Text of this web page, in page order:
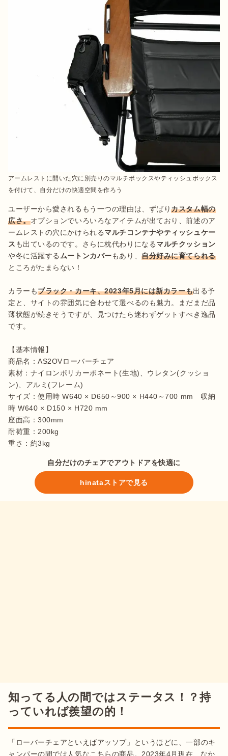
アームレストに開いた穴に別売りのマルチボックスやティッシュボックス
を付けて、自分だけの快適空間を作ろう
ユーザーから愛されるもう一つの理由は、ずばりカスタム幅の
広さ。オプションでいろいろなアイテムが出ており、前述のア
ームレストの穴にかけられるマルチコンテナやティッシュケー
ス も出ているのです。さらに枕代わりになるマルチクッション
や冬に活躍する ムートンカバーもあり、自分好みに育てられる
ところがたまらない！
カラーもブラック・カーキ、2023年5月には新カラーも出る予
定と、サイトの雰囲気に合わせて選べるのも魅力。まだまだ品
薄状態が続きそうですが、見つけたら迷わずゲットすべき逸品
です。
【基本情報】
商品名：AS2OVローバーチェア
素材：ナイロンポリカーボネート(生地)、ウレタン(クッショ
ン)、アルミ(フレーム)
サイズ：使用時 W640 × D650～900 × H440～700 mm　収納
時 W640 × D150 × H720 mm
座面高：300mm
耐荷重：200kg
自分だけのチェアでアウトドアを快適に
hinataストアで見る
知ってる人の間ではステータス！？持
っていれば羨望の的！
「ローバーチェアといえばアッソブ」というほどに、一部のキ
ャンパーの間では人気なこちらの商品。2023年4月現在、なか